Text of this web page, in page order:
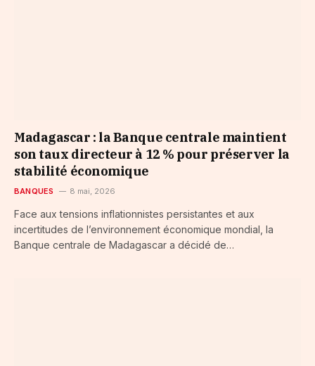
Madagascar : la Banque centrale maintient
son taux directeur à 12 % pour préserver la
stabilité économique
BANQUES 8 mai, 2026
Face aux tensions inflationnistes persistantes et aux
incertitudes de l’environnement économique mondial, la
Banque centrale de Madagascar a décidé de…